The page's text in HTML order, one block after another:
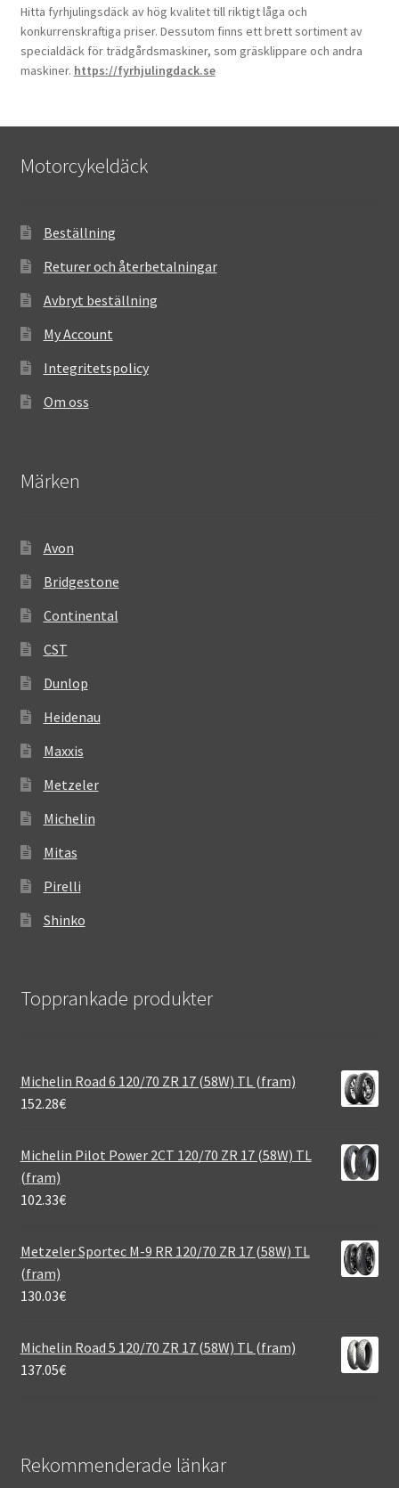
Hitta fyrhjulingsdäck av hög kvalitet till riktigt låga och
konkurrenskraftiga priser. Dessutom finns ett brett sortiment av
specialdäck för trädgårdsmaskiner, som gräsklippare och andra
maskiner. https://fyrhjulingdack.se
Motorcykeldäck
Beställning
Returer och återbetalningar
Avbryt beställning
My Account
Integritetspolicy
Om oss
Märken
Avon
Bridgestone
Continental
CST
Dunlop
Heidenau
Maxxis
Metzeler
Michelin
Mitas
Pirelli
Shinko
Topprankade produkter
Michelin Road 6 120/70 ZR 17 (58W) TL (fram)
152.28€
Michelin Pilot Power 2CT 120/70 ZR 17 (58W) TL
(fram)
102.33€
Metzeler Sportec M-9 RR 120/70 ZR 17 (58W) TL
(fram)
130.03€
Michelin Road 5 120/70 ZR 17 (58W) TL (fram)
137.05€
Rekommenderade länkar